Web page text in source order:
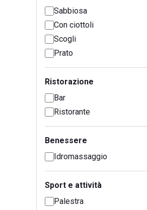
Sabbiosa
Con ciottoli
Scogli
Prato
Ristorazione
Bar
Ristorante
Benessere
Idromassaggio
Sport e attività
Palestra